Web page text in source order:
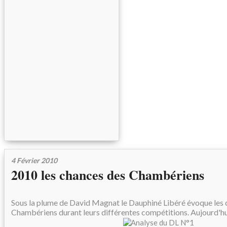
4 Février 2010
2010 les chances des Chambériens
Sous la plume de David Magnat le Dauphiné Libéré évoque les
Chambériens durant leurs différentes compétitions.